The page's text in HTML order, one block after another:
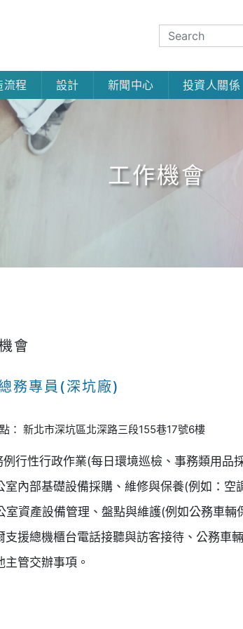
流程 設計 新聞中心 投資人關係
工作機會
工作機會
會
務專員(深坑廠)
： 新北市深坑區北深路三段155巷17號6樓
例行性行政作業(每日環境巡檢、事務類用品
室內部基礎設備採購、維修與保養(例如：空
室資產設備管理、盤點與維護(例如公務車輛
支援總機櫃台電話接聽與訪客接待、公務車
主管交辦事項。